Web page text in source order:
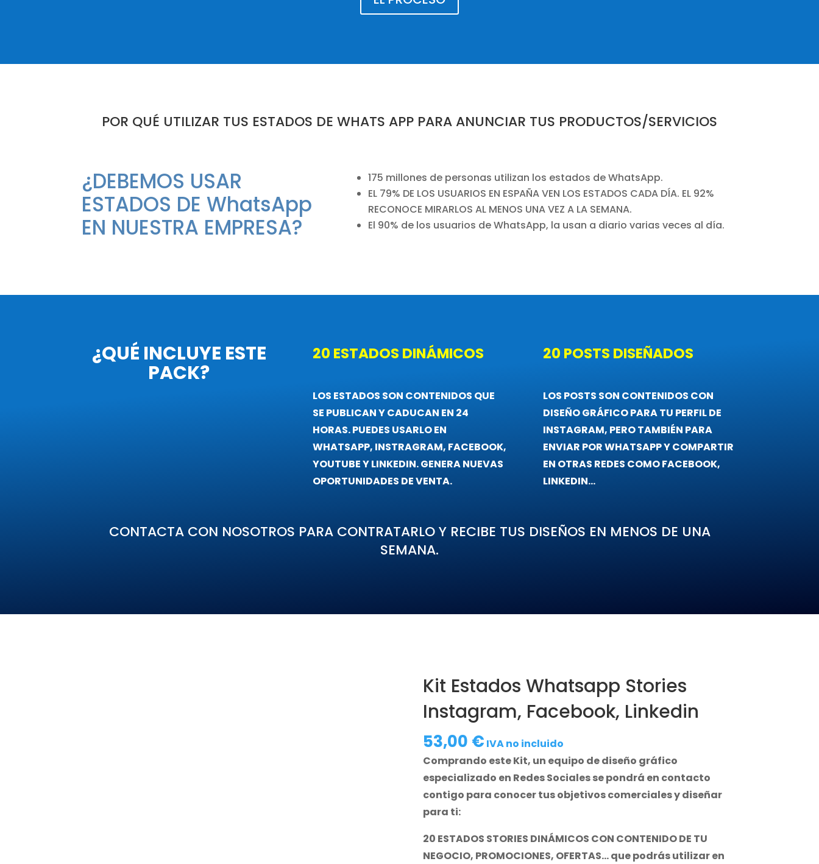
POR QUÉ UTILIZAR TUS ESTADOS DE WHATS APP PARA ANUNCIAR TUS PRODUCTOS/SERVICIOS
¿DEBEMOS USAR
ESTADOS DE WhatsApp
EN NUESTRA EMPRESA?
175 millones de personas utilizan los estados de WhatsApp.
EL 79% DE LOS USUARIOS EN ESPAÑA VEN LOS ESTADOS CADA DÍA. EL 92%
RECONOCE MIRARLOS AL MENOS UNA VEZ A LA SEMANA.
El 90% de los usuarios de WhatsApp, la usan a diario varias veces al día.
¿QUÉ INCLUYE ESTE
PACK?
20 ESTADOS DINÁMICOS
LOS ESTADOS SON CONTENIDOS QUE
SE PUBLICAN Y CADUCAN EN 24
HORAS. PUEDES USARLO EN
WHATSAPP, INSTRAGRAM, FACEBOOK,
YOUTUBE Y LINKEDIN. GENERA NUEVAS
OPORTUNIDADES DE VENTA.
20 POSTS DISEÑADOS
LOS POSTS SON CONTENIDOS CON
DISEÑO GRÁFICO PARA TU PERFIL DE
INSTAGRAM, PERO TAMBIÉN PARA
ENVIAR POR WHATSAPP Y COMPARTIR
EN OTRAS REDES COMO FACEBOOK,
LINKEDIN…
CONTACTA CON NOSOTROS PARA CONTRATARLO Y RECIBE TUS DISEÑOS EN MENOS DE UNA
SEMANA.
Kit Estados Whatsapp Stories
Instagram, Facebook, Linkedin
53,00 € IVA no incluido
Comprando este Kit, un equipo de diseño gráfico
especializado en Redes Sociales se pondrá en contacto
contigo para conocer tus objetivos comerciales y diseñar
para ti:
20 ESTADOS STORIES DINÁMICOS CON CONTENIDO DE TU
NEGOCIO, PROMOCIONES, OFERTAS… que podrás utilizar en